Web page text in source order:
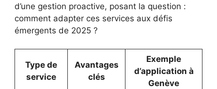
d’une gestion proactive, posant la question :
comment adapter ces services aux défis
émergents de 2025 ?
Type de
service
Avantages
clés
Exemple
d’application à
Genève